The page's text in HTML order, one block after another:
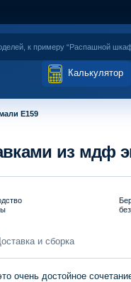
Калькулятор
Е159
из мдф
и сборка
очень достойное